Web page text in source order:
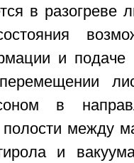
в разогреве
и
в
между
и